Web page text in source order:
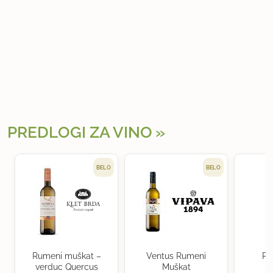
PREDLOGI ZA VINO
BELO
Rumeni muškat –
verduc Quercus
BELO
Ventus Rumeni
Muškat